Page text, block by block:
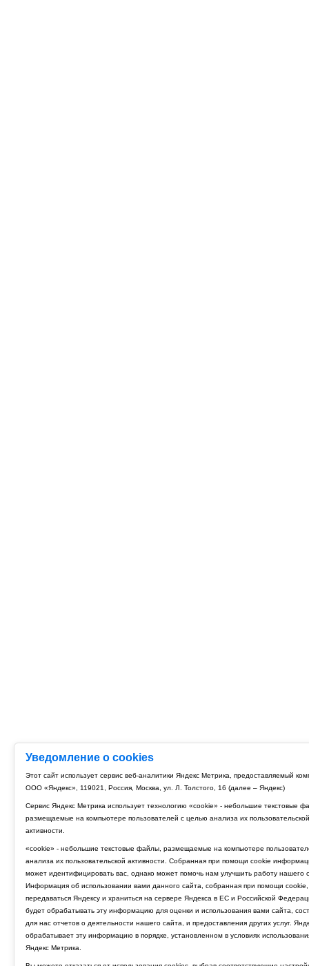
Уведомление о cookies
Этот сайт использует сервис веб-аналитики Яндекс Метрика, предоставляемый
ООО «Яндекс», 119021, Россия, Москва, ул. Л. Толстого, 16 (далее – Яндекс)
Сервис Яндекс Метрика использует технологию «cookie» - небольшие текстовые
размещаемые на компьютере пользователей с целью анализа их пользовательской
активности.
«cookie» - небольшие текстовые файлы, размещаемые на компьютере
анализа их пользовательской активности. Собранная при помощи cookie
может идентифицировать вас, однако может помочь нам улучшить работу нашего
Информация об использовании вами данного сайта, собранная при помощи cookie,
передаваться Яндексу и храниться на сервере Яндекса в ЕС и Российской
будет обрабатывать эту информацию для оценки и использования вами сайта,
для нас отчетов о деятельности нашего сайта, и предоставления других услуг.
обрабатывает эту информацию в порядке, установленном в условиях
Яндекс Метрика.